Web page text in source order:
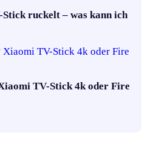
ruckelt – was kann ich
TV-Stick 4k oder Fire